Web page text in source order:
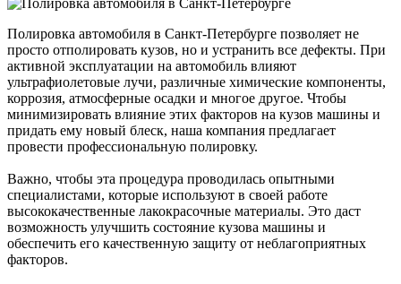
Полировка автомобиля в Санкт-Петербурге позволяет не
просто отполировать кузов, но и устранить все дефекты. При
активной эксплуатации на автомобиль влияют
ультрафиолетовые лучи, различные химические компоненты,
коррозия, атмосферные осадки и многое другое. Чтобы
минимизировать влияние этих факторов на кузов машины и
придать ему новый блеск, наша компания предлагает
провести профессиональную полировку.
Важно, чтобы эта процедура проводилась опытными
специалистами, которые используют в своей работе
высококачественные лакокрасочные материалы. Это даст
возможность улучшить состояние кузова машины и
обеспечить его качественную защиту от неблагоприятных
факторов.